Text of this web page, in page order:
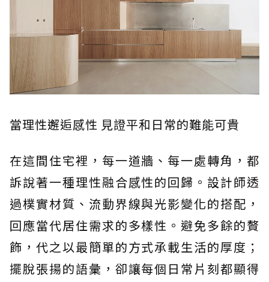
當理性邂逅感性 見證平和日常的難能可貴
在這間住宅裡，每一道牆、每一處轉角，都
訴說著一種理性融合感性的回歸。設計師透
過樸實材質、流動界線與光影變化的搭配，
回應當代居住需求的多樣性。避免多餘的贅
飾，代之以最簡單的方式承載生活的厚度；
擺脫張揚的語彙，卻讓每個日常片刻都顯得